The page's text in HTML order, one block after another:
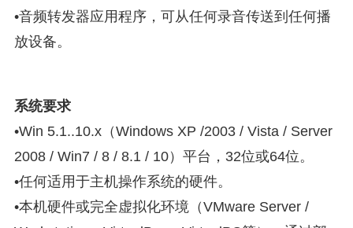
•音频转发器应用程序，可从任何录音传送到任何播
放设备。
系统要求
•Win 5.1..10.x（Windows XP /2003 / Vista / Server
2008 / Win7 / 8 / 8.1 / 10）平台，32位或64位。
•任何适用于主机操作系统的硬件。
•本机硬件或完全虚拟化环境（VMware Server /